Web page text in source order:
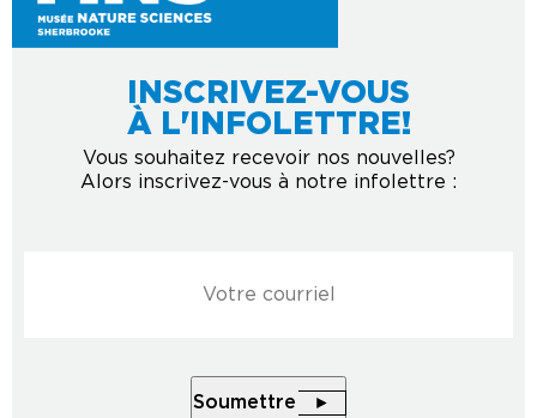
INSCRIVEZ-VOUS
À L'INFOLETTRE!
Vous souhaitez recevoir nos nouvelles?
Alors inscrivez-vous à notre infolettre :
Soumettre